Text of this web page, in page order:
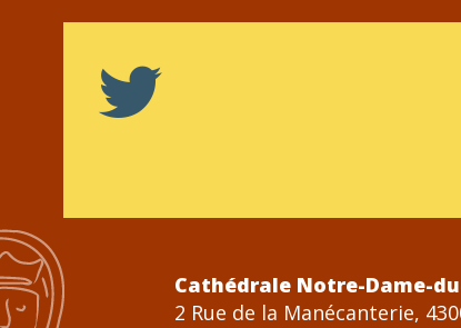
Cathédrale Notre-Dame-
2 Rue de la Manécanterie,